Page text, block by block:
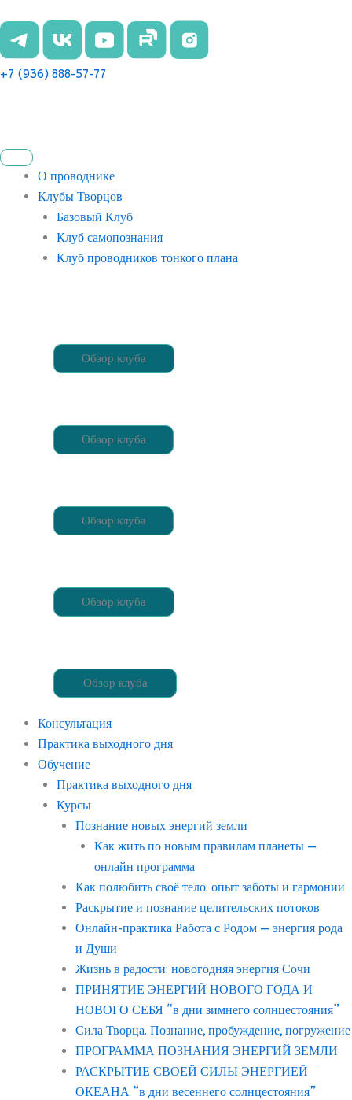
к
содержимому
+7 (936) 888-57-77
О проводнике
Клубы Творцов
Базовый Клуб
Клуб самопознания
Клуб проводников тонкого плана
Обзор клуба
Обзор клуба
Обзор клуба
Обзор клуба
Обзор клуба
Консультация
Практика выходного дня
Обучение
Практика выходного дня
Курсы
Познание новых энергий земли
Как жить по новым правилам планеты —
онлайн программа
Как полюбить своё тело: опыт заботы и гармонии
Раскрытие и познание целительских потоков
Онлайн-практика Работа с Родом — энергия рода
и Души
Жизнь в радости: новогодняя энергия Сочи
ПРИНЯТИЕ ЭНЕРГИЙ НОВОГО ГОДА И
НОВОГО СЕБЯ “в дни зимнего солнцестояния”
Сила Творца. Познание, пробуждение, погружение
ПРОГРАММА ПОЗНАНИЯ ЭНЕРГИЙ ЗЕМЛИ
РАСКРЫТИЕ СВОЕЙ СИЛЫ ЭНЕРГИЕЙ
ОКЕАНА “в дни весеннего солнцестояния”